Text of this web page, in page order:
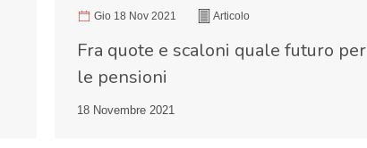
Gio 18 Nov 2021 Articolo
Fra quote e scaloni quale futuro per
le pensioni
18 Novembre 2021